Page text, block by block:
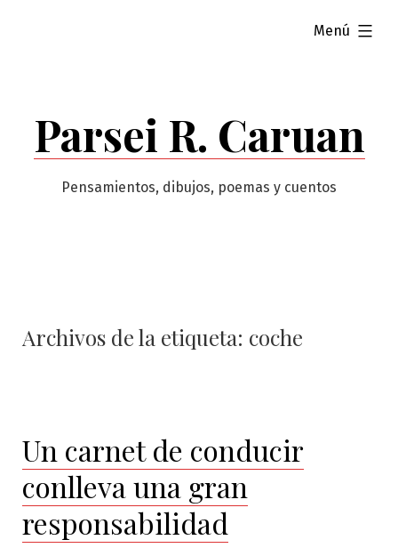
Parsei R. Caruan
Pensamientos, dibujos, poemas y cuentos
Menú
ampliado
Archivos de la etiqueta: coche
Un carnet de conducir
conlleva una gran
responsabilidad